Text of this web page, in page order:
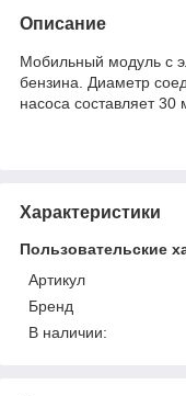
Описание
Мобильный модуль с
бензина. Диаметр
насоса составляет 30
Характеристики
Пользовательские
Артикул
Бренд
В наличии: